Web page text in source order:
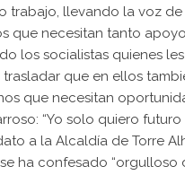
trabajo, llevando la voz
que necesitan tanto
los socialistas quienes
que en ellos
que necesitan
“Yo solo quiero
a la Alcaldía de Torre
ha confesado “orgulloso